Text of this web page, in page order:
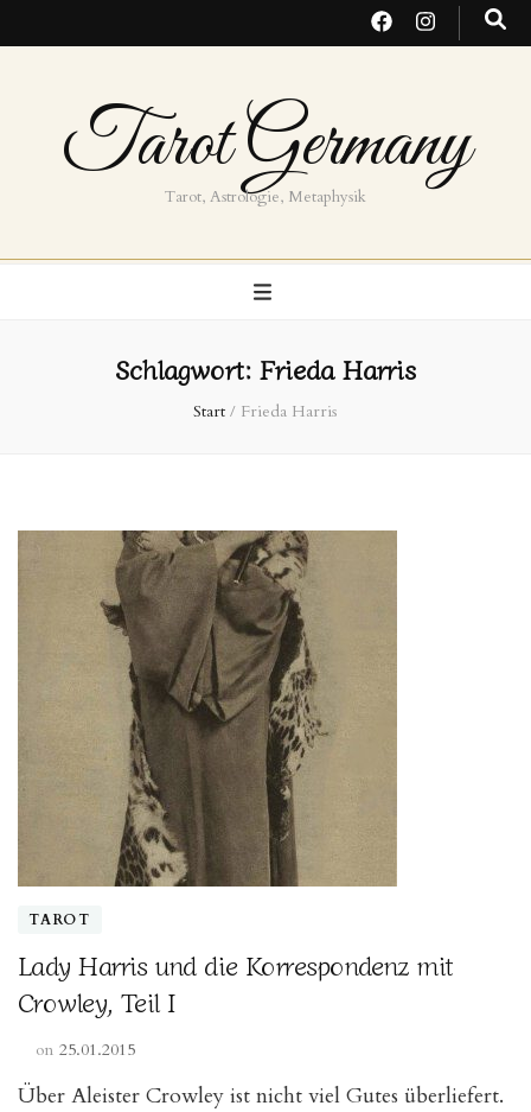
Tarot Germany
Tarot, Astrologie, Metaphysik
Schlagwort: Frieda Harris
Start / Frieda Harris
TAROT
Lady Harris und die Korrespondenz mit
Crowley, Teil I
on 25.01.2015
Über Aleister Crowley ist nicht viel Gutes überliefert.